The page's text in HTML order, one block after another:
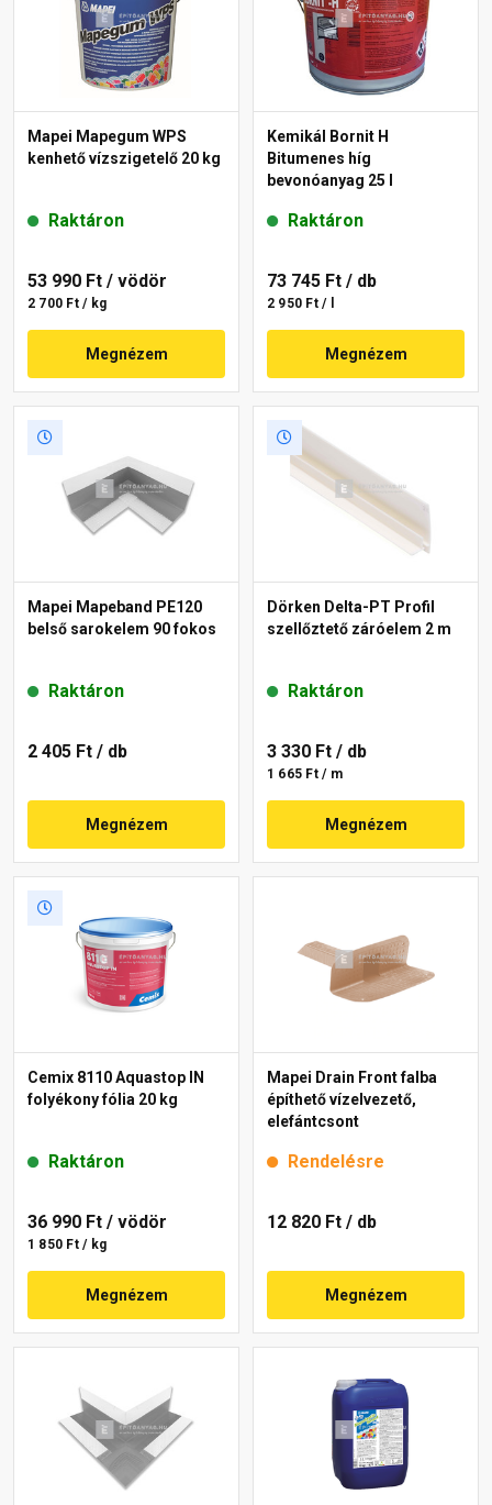
Mapei Mapegum WPS
kenhető vízszigetelő 20 kg
Raktáron
53 990 Ft / vödör
2 700 Ft / kg
Megnézem
Kemikál Bornit H
Bitumenes híg
bevonóanyag 25 l
Raktáron
73 745 Ft / db
2 950 Ft / l
Megnézem
Mapei Mapeband PE120
belső sarokelem 90 fokos
Raktáron
2 405 Ft / db
Megnézem
Dörken Delta-PT Profil
szellőztető záróelem 2 m
Raktáron
3 330 Ft / db
1 665 Ft / m
Megnézem
Cemix 8110 Aquastop IN
folyékony fólia 20 kg
Raktáron
36 990 Ft / vödör
1 850 Ft / kg
Megnézem
Mapei Drain Front falba
építhető vízelvezető,
elefántcsont
Rendelésre
12 820 Ft / db
Megnézem